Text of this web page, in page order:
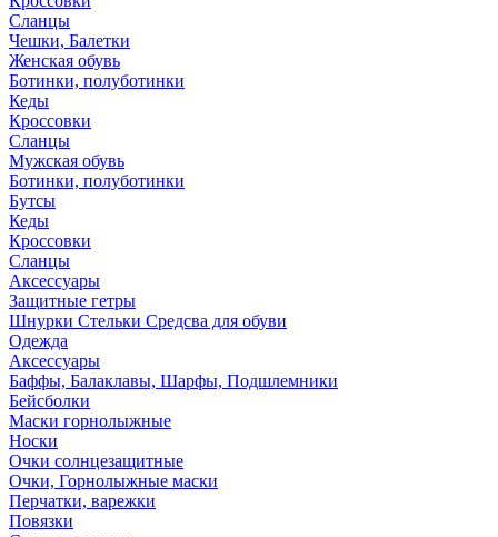
Сланцы
Чешки, Балетки
Женская обувь
Ботинки, полуботинки
Кеды
Кроссовки
Сланцы
Мужская обувь
Ботинки, полуботинки
Бутсы
Кеды
Кроссовки
Сланцы
Аксессуары
Защитные гетры
Шнурки Стельки Средсва для обуви
Одежда
Аксессуары
Баффы, Балаклавы, Шарфы, Подшлемники
Бейсболки
Маски горнолыжные
Носки
Очки солнцезащитные
Очки, Горнолыжные маски
Перчатки, варежки
Повязки